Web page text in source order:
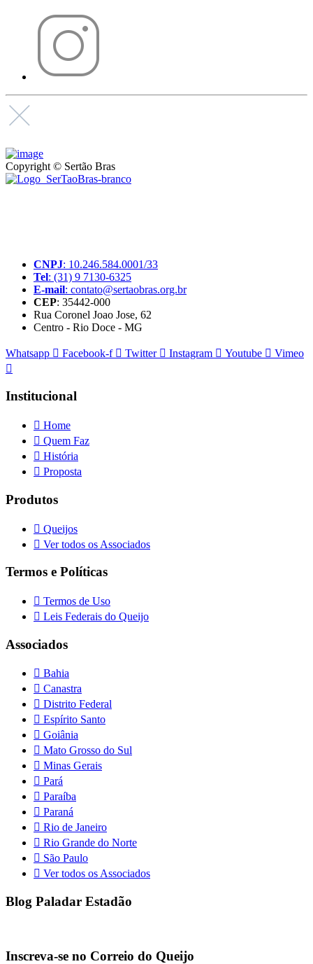
Copyright © Sertão Bras
CNPJ: 10.246.584.0001/33
Tel: (31) 9 7130-6325
E-mail: contato@sertaobras.org.br
CEP: 35442-000
Rua Coronel Joao Jose, 62
Centro - Rio Doce - MG
Whatsapp Facebook-f Twitter Instagram Youtube Vimeo
Institucional
Home
Quem Faz
História
Proposta
Produtos
Queijos
Ver todos os Associados
Termos e Políticas
Termos de Uso
Leis Federais do Queijo
Associados
Bahia
Canastra
Distrito Federal
Espírito Santo
Goiânia
Mato Grosso do Sul
Minas Gerais
Pará
Paraíba
Paraná
Rio de Janeiro
Rio Grande do Norte
São Paulo
Ver todos os Associados
Blog Paladar Estadão
Inscreva-se no Correio do Queijo